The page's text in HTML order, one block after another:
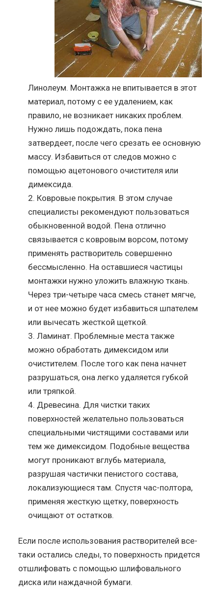
Линолеум. Монтажка не впитывается в этот
материал, потому с ее удалением, как
правило, не возникает никаких проблем.
Нужно лишь подождать, пока пена
затвердеет, после чего срезать ее основную
массу. Избавиться от следов можно с
помощью ацетонового очистителя или
димексида.
Ковровые покрытия. В этом случае
специалисты рекомендуют пользоваться
обыкновенной водой. Пена отлично
связывается с ковровым ворсом, потому
применять растворитель совершенно
бессмысленно. На оставшиеся частицы
монтажки нужно уложить влажную ткань.
Через три-четыре часа смесь станет мягче,
и от нее можно будет избавиться шпателем
или вычесать жесткой щеткой.
Ламинат. Проблемные места также
можно обработать димексидом или
очистителем. После того как пена начнет
разрушаться, она легко удаляется губкой
или тряпкой.
Древесина. Для чистки таких
поверхностей желательно пользоваться
специальными чистящими составами или
тем же димексидом. Подобные вещества
могут проникают вглубь материала,
разрушая частички пенистого состава,
локализующиеся там. Спустя час-полтора,
применяя жесткую щетку, поверхность
очищают от остатков.
Если после использования растворителей все-
таки остались следы, то поверхность придется
отшлифовать с помощью шлифовального
диска или наждачной бумаги.